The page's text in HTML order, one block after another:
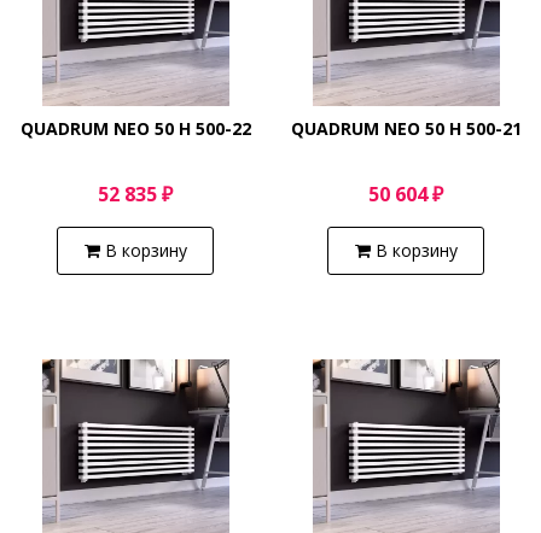
QUADRUM NEO 50 H 500-22
52 835 ₽
В корзину
QUADRUM NEO 50 H 500-21
50 604 ₽
В корзину